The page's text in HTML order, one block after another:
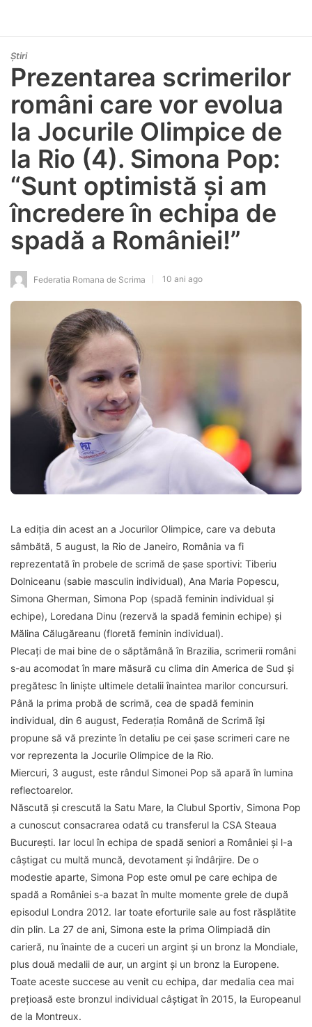
Știri
Prezentarea scrimerilor
români care vor evolua
la Jocurile Olimpice de
la Rio (4). Simona Pop:
“Sunt optimistă și am
încredere în echipa de
spadă a României!”
Federatia Romana de Scrima 10 ani ago
La ediția din acest an a Jocurilor Olimpice, care va debuta
sâmbătă, 5 august, la Rio de Janeiro, România va fi
reprezentată în probele de scrimă de șase sportivi: Tiberiu
Dolniceanu (sabie masculin individual), Ana Maria Popescu,
Simona Gherman, Simona Pop (spadă feminin individual și
echipe), Loredana Dinu (rezervă la spadă feminin echipe) și
Mălina Călugăreanu (floretă feminin individual).
Plecați de mai bine de o săptămână în Brazilia, scrimerii români
s-au acomodat în mare măsură cu clima din America de Sud și
pregătesc în liniște ultimele detalii înaintea marilor concursuri.
Până la prima probă de scrimă, cea de spadă feminin
individual, din 6 august, Federația Română de Scrimă își
propune să vă prezinte în detaliu pe cei șase scrimeri care ne
vor reprezenta la Jocurile Olimpice de la Rio.
Miercuri, 3 august, este rândul Simonei Pop să apară în lumina
reflectoarelor.
Născută și crescută la Satu Mare, la Clubul Sportiv, Simona Pop
a cunoscut consacrarea odată cu transferul la CSA Steaua
București. Iar locul în echipa de spadă seniori a României și l-a
câștigat cu multă muncă, devotament și îndârjire. De o
modestie aparte, Simona Pop este omul pe care echipa de
spadă a României s-a bazat în multe momente grele de după
episodul Londra 2012. Iar toate eforturile sale au fost răsplătite
din plin. La 27 de ani, Simona este la prima Olimpiadă din
carieră, nu înainte de a cuceri un argint și un bronz la Mondiale,
plus două medalii de aur, un argint și un bronz la Europene.
Toate aceste succese au venit cu echipa, dar medalia cea mai
prețioasă este bronzul individual câștigat în 2015, la Europeanul
de la Montreux.